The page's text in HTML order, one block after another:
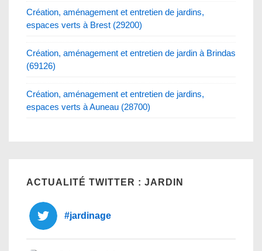
Création, aménagement et entretien de jardins,
espaces verts à Brest (29200)
Création, aménagement et entretien de jardin à Brindas
(69126)
Création, aménagement et entretien de jardins,
espaces verts à Auneau (28700)
ACTUALITÉ TWITTER : JARDIN
#jardinage